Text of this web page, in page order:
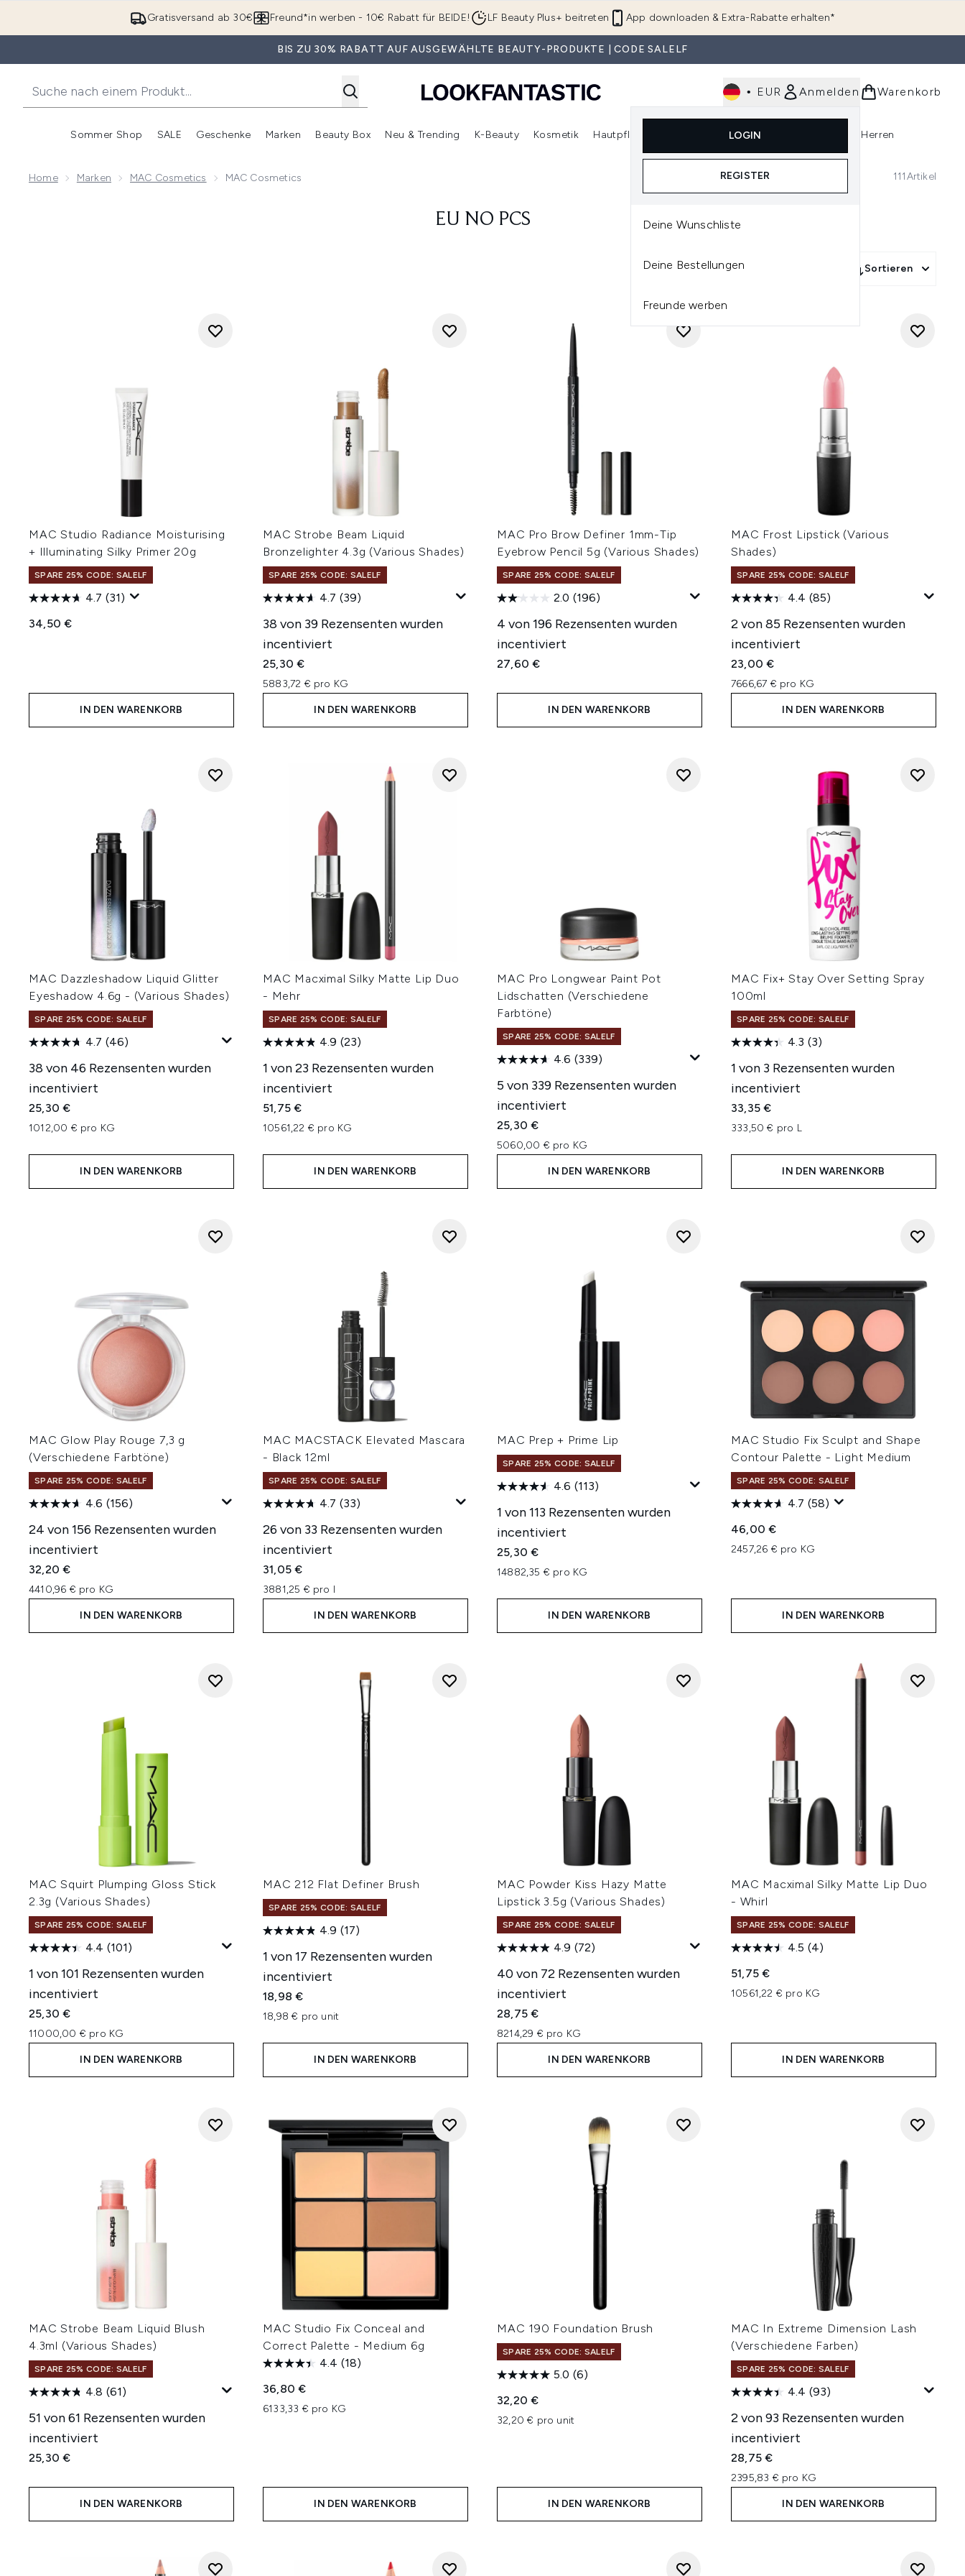
Zum Hauptinhalt springen
Gratisversand ab 30€ App downloaden & Extra-Rabatte erhalten*
Freund*in werben - 10€ Rabatt für BEIDE! LF Beauty Plus+ beitreten
BIS ZU 30% RABATT AUF AUSGEWÄHLTE BEAUTY-PRODUKTE | CODE SALELF
• EUR Anmelden
LOGIN
REGISTER
Deine Wunschliste
Deine Bestellungen
Freunde werben
Warenkorb
Sommer Shop
Untermenü Anmelden (Sommer Shop)
SALE
Untermenü Anmelden (SALE)
Geschenke
Untermenü Anmelden (Geschenke)
Marken
Untermenü Anmelden (Marken)
Beauty Box
Untermenü Anmelden (Beauty Box)
Neu & Trending
Untermenü Anmelden (Neu & Trending)
K-Beauty Kosmetik
Untermenü Anmelden (Kosmetik)
Hautpflege
Untermenü Anmelden (Haarpflege)
Parfum
Untermenü Anmelden (Parfum)
Herren
Home Marken MAC Cosmetics MAC Cosmetics 111Artikel
EU NO PCS
Sortieren
MAC Studio Radiance Moisturising
+ Illuminating Silky Primer 20g
SPARE 25% CODE: SALELF
4.7 (31)
34,50 €
IN DEN WARENKORB
MAC Strobe Beam Liquid
Bronzelighter 4.3g (Various Shades)
SPARE 25% CODE: SALELF
4.7 (39)
38 von 39 Rezensenten wurden
incentiviert
25,30 €
5883,72 € pro KG
IN DEN WARENKORB
MAC Pro Brow Definer 1mm-Tip
Eyebrow Pencil 5g (Various Shades)
SPARE 25% CODE: SALELF
2.0 (196)
4 von 196 Rezensenten wurden
incentiviert
27,60 €
IN DEN WARENKORB
MAC Frost Lipstick (Various
Shades)
SPARE 25% CODE: SALELF
4.4 (85)
2 von 85 Rezensenten wurden
incentiviert
23,00 €
7666,67 € pro KG
IN DEN WARENKORB
MAC Dazzleshadow Liquid Glitter
Eyeshadow 4.6g - (Various Shades)
SPARE 25% CODE: SALELF
4.7 (46)
38 von 46 Rezensenten wurden
incentiviert
25,30 €
1012,00 € pro KG
IN DEN WARENKORB
MAC Macximal Silky Matte Lip Duo
- Mehr
SPARE 25% CODE: SALELF
4.9 (23)
1 von 23 Rezensenten wurden
incentiviert
51,75 €
10561,22 € pro KG
IN DEN WARENKORB
MAC Pro Longwear Paint Pot
Lidschatten (Verschiedene
Farbtöne)
SPARE 25% CODE: SALELF
4.6 (339)
5 von 339 Rezensenten wurden
incentiviert
25,30 €
5060,00 € pro KG
IN DEN WARENKORB
MAC Fix+ Stay Over Setting Spray
100ml
SPARE 25% CODE: SALELF
4.3 (3)
1 von 3 Rezensenten wurden
incentiviert
33,35 €
333,50 € pro L
IN DEN WARENKORB
MAC Glow Play Rouge 7,3 g
(Verschiedene Farbtöne)
SPARE 25% CODE: SALELF
4.6 (156)
24 von 156 Rezensenten wurden
incentiviert
32,20 €
4410,96 € pro KG
IN DEN WARENKORB
MAC MACSTACK Elevated Mascara
- Black 12ml
SPARE 25% CODE: SALELF
4.7 (33)
26 von 33 Rezensenten wurden
incentiviert
31,05 €
3881,25 € pro l
IN DEN WARENKORB
MAC Prep + Prime Lip
SPARE 25% CODE: SALELF
4.6 (113)
1 von 113 Rezensenten wurden
incentiviert
25,30 €
14882,35 € pro KG
IN DEN WARENKORB
MAC Studio Fix Sculpt and Shape
Contour Palette - Light Medium
SPARE 25% CODE: SALELF
4.7 (58)
46,00 €
2457,26 € pro KG
IN DEN WARENKORB
MAC Squirt Plumping Gloss Stick
2.3g (Various Shades)
SPARE 25% CODE: SALELF
4.4 (101)
1 von 101 Rezensenten wurden
incentiviert
25,30 €
11000,00 € pro KG
IN DEN WARENKORB
MAC 212 Flat Definer Brush
SPARE 25% CODE: SALELF
4.9 (17)
1 von 17 Rezensenten wurden
incentiviert
18,98 €
18,98 € pro unit
IN DEN WARENKORB
MAC Powder Kiss Hazy Matte
Lipstick 3.5g (Various Shades)
SPARE 25% CODE: SALELF
4.9 (72)
40 von 72 Rezensenten wurden
incentiviert
28,75 €
8214,29 € pro KG
IN DEN WARENKORB
MAC Macximal Silky Matte Lip Duo
- Whirl
SPARE 25% CODE: SALELF
4.5 (4)
51,75 €
10561,22 € pro KG
IN DEN WARENKORB
MAC Strobe Beam Liquid Blush
4.3ml (Various Shades)
SPARE 25% CODE: SALELF
4.8 (61)
51 von 61 Rezensenten wurden
incentiviert
25,30 €
IN DEN WARENKORB
MAC Studio Fix Conceal and
Correct Palette - Medium 6g
4.4 (18)
36,80 €
6133,33 € pro KG
IN DEN WARENKORB
MAC 190 Foundation Brush
SPARE 25% CODE: SALELF
5.0 (6)
32,20 €
32,20 € pro unit
IN DEN WARENKORB
MAC In Extreme Dimension Lash
(Verschiedene Farben)
SPARE 25% CODE: SALELF
4.4 (93)
2 von 93 Rezensenten wurden
incentiviert
28,75 €
2395,83 € pro KG
IN DEN WARENKORB